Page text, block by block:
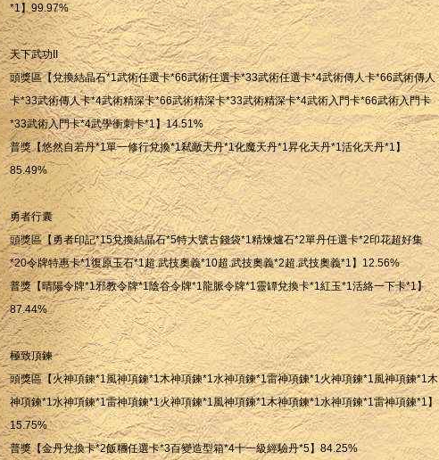
*1】99.97%
天下武功II
頭獎區【兌換結晶石*1武術任選卡*66武術任選卡*33武術任選卡*4武術傳人卡*66武術傳人
卡*33武術傳人卡*4武術精深卡*66武術精深卡*33武術精深卡*4武術入門卡*66武術入門卡
*33武術入門卡*4武學衝刺卡*1】14.51%
普獎【悠然自若丹*1單一修行兌換*1弒敵天丹*1化魔天丹*1昇化天丹*1活化天丹*1】
85.49%
勇者行囊
頭獎區【勇者印記*15兌換結晶石*5特大號古錢袋*1精煉爐石*2單丹任選卡*2印花超好集
*20令牌特惠卡*1復原玉石*1超.武技奧義*10超.武技奧義*2超.武技奧義*1】12.56%
普獎【晴陽令牌*1邪教令牌*1陰谷令牌*1龍脈令牌*1靈罈兌換卡*1紅玉*1活絡一下卡*1】
87.44%
極致頂鍊
頭獎區【火神項鍊*1風神項鍊*1木神項鍊*1水神項鍊*1雷神項鍊*1火神項鍊*1風神項鍊*1木
神項鍊*1水神項鍊*1雷神項鍊*1火神項鍊*1風神項鍊*1木神項鍊*1水神項鍊*1雷神項鍊*1】
15.75%
普獎【金丹兌換卡*2飯糰任選卡*3百變造型箱*4十一級經驗丹*5】84.25%